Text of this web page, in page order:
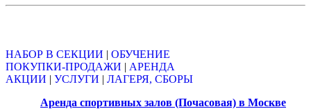
НАБОР В СЕКЦИИ | ОБУЧЕНИЕ
ПОКУПКИ-ПРОДАЖИ | АРЕНДА
АКЦИИ | УСЛУГИ | ЛАГЕРЯ, СБОРЫ
Аренда спортивных залов (Почасовая) в Москве